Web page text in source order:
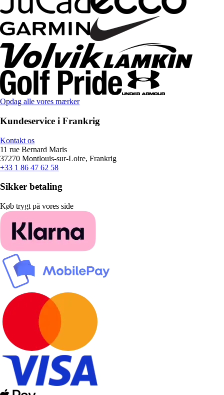
Opdag alle vores mærker
Kundeservice i Frankrig
Kontakt os
11 rue Bernard Maris
37270 Montlouis-sur-Loire, Frankrig
+33 1 86 47 62 58
Sikker betaling
Køb trygt på vores side